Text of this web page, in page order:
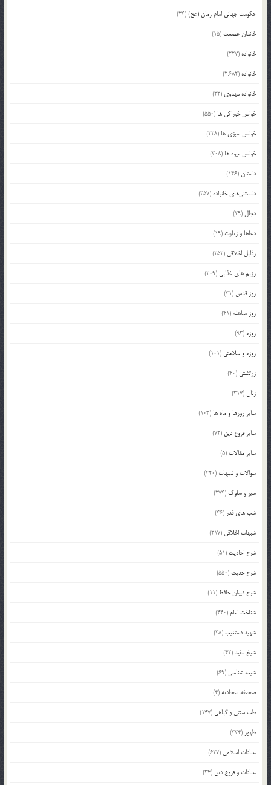
حکومت جهانی امام زمان (عج)(24)
خاندان عصمت (15)
خانواده (227)
خانواده (2,682)
خانواده مهدوی (22)
خواص خوراکی ها (550)
خواص سبزی ها (228)
خواص میوه ها (308)
داستان(146)
دانستنی‌های خانواده (357)
دجال (29)
دعاها و زیارت (19)
رذایل اخلاقی (252)
رژیم های غذایی (209)
روز قدس (31)
روز مباهله (41)
روزه (93)
روزه و سلامتی (101)
زرتشتی (40)
زنان(317)
سایر روزها و ماه ها (103)
سایر فروع دین (72)
سایر مقالات (5)
سوالات و شبهات (420)
سیر و سلوک (274)
شب های قدر (46)
شبهات اخلاقی (217)
شرح احادیث (51)
شرح حدیث (550)
شرح دیوان حافظ (11)
شناخت امام (440)
شهید دستغیب(38)
شیخ مفید(42)
شیعه شناسی (69)
صحیفه سجادیه (4)
طب سنتی و گیاهی (147)
ظهور (334)
عبادات اسلامی (627)
عبادات و فروع دین (34)